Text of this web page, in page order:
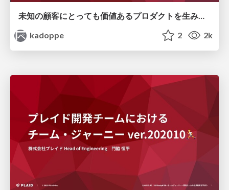
未知の顧客にとっても価値あるプロダクトを生み出す
kadoppe
2 2k